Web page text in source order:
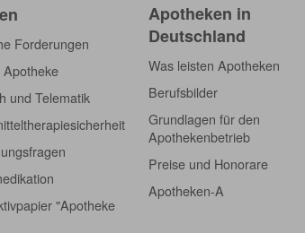
Forderungen
und Telematik
"Apotheke
Apotheken in
Deutschland
Was leisten Apotheken
Berufsbilder
Grundlagen für den
Apothekenbetrieb
Preise und Honorare
Apotheken-A